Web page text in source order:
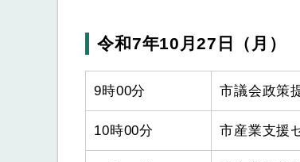
令和7年10月27日（月）
9時00分 市議会政策
10時00分 市産業支援